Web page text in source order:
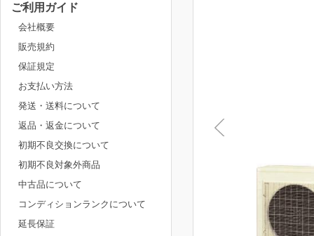
ご利用ガイド
会社概要
販売規約
保証規定
お支払い方法
発送・送料について
返品・返金について
初期不良交換について
初期不良対象外商品
中古品について
コンディションランクについて
延長保証